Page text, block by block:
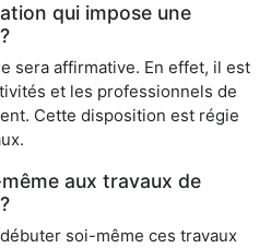
qui impose une
sera affirmative. En effet, il est
et les professionnels de
Cette disposition est régie
aux travaux de
soi-même ces travaux